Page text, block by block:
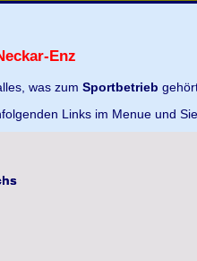
Enz
was zumSportbetrieb
Links im Menue und